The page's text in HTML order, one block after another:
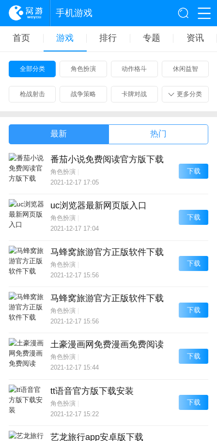
手机游戏
首页 游戏 排行 专题 资讯
全部分类 角色扮演 动作格斗 休闲益智
枪战射击 战争策略 卡牌对战 更多分类
最新 热门
番茄小说免费阅读官方版下载
角色扮演|
2021-12-17 17:05
下载
uc浏览器最新网页版入口
角色扮演|
2021-12-17 17:04
下载
马蜂窝旅游官方正版软件下载
角色扮演|
2021-12-17 15:56
下载
马蜂窝旅游官方正版软件下载
角色扮演|
2021-12-17 15:56
下载
土豪漫画网免费漫画免费阅读
角色扮演|
2021-12-17 15:44
下载
tt语音官方版下载安装
角色扮演|
2021-12-17 15:22
下载
艺龙旅行app安卓版下载